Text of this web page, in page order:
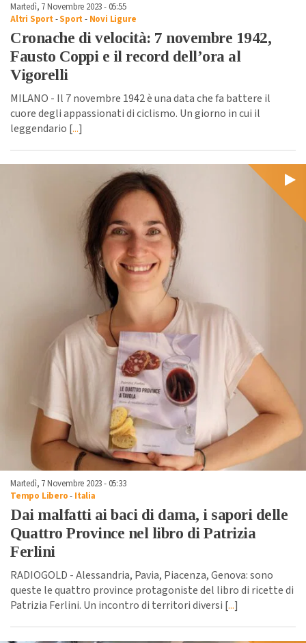
Martedì, 7 Novembre 2023 - 05:55
Altri Sport -Sport - Novi Ligure
Cronache di velocità: 7 novembre 1942,
Fausto Coppi e il record dell’ora al
Vigorelli
MILANO - Il 7 novembre 1942 è una data che fa battere il
cuore degli appassionati di ciclismo. Un giorno in cui il
leggendario [...]
Martedì, 7 Novembre 2023 - 05:33
Tempo Libero- Italia
Dai malfatti ai baci di dama, i sapori delle
Quattro Province nel libro di Patrizia
Ferlini
RADIOGOLD - Alessandria, Pavia, Piacenza, Genova: sono
queste le quattro province protagoniste del libro di ricette di
Patrizia Ferlini. Un incontro di territori diversi [...]